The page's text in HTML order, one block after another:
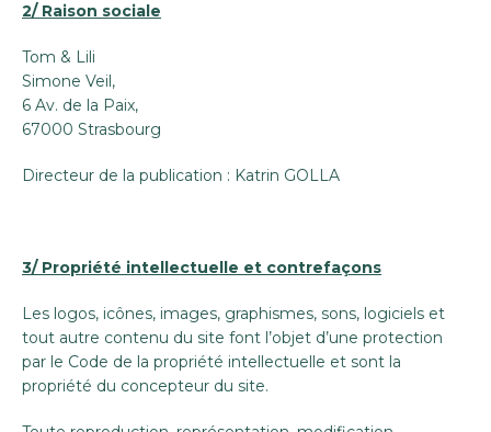
2/ Raison sociale
Tom & Lili
Simone Veil,
6 Av. de la Paix,
67000 Strasbourg
Directeur de la publication : Katrin GOLLA
3/ Propriété intellectuelle et contrefaçons
Les logos, icônes, images, graphismes, sons, logiciels et
tout autre contenu du site font l’objet d’une protection
par le Code de la propriété intellectuelle et sont la
propriété du concepteur du site.